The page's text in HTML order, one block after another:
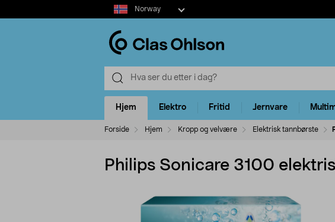
Select
market
Norway
Hjem Elektro Fritid Jernvare
Forside Hjem Kropp og velvære Elektrisk tannbørste
Philips Sonicare 3100